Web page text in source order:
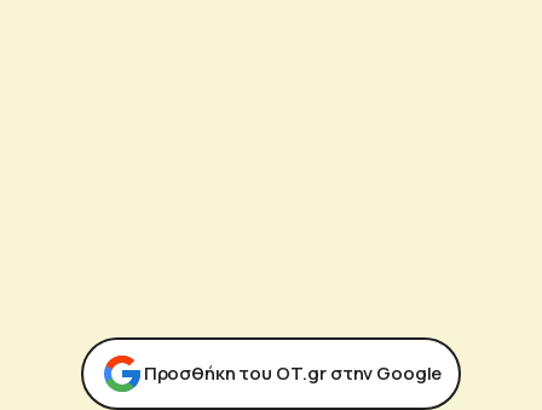
Προσθήκη του ΟΤ.gr στην Google